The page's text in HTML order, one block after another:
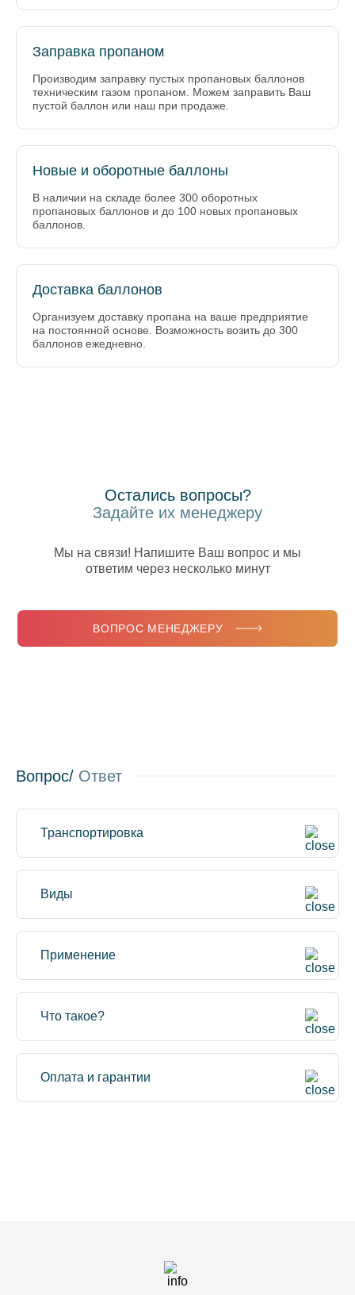
Заправка пропаном
Производим заправку пустых пропановых баллонов
техническим газом пропаном. Можем заправить Ваш
пустой баллон или наш при продаже.
Новые и оборотные баллоны
В наличии на складе более 300 оборотных
пропановых баллонов и до 100 новых пропановых
баллонов.
Доставка баллонов
Организуем доставку пропана на ваше предприятие
на постоянной основе. Возможность возить до 300
баллонов ежедневно.
Остались вопросы?
Задайте их менеджеру
Мы на связи! Напишите Ваш вопрос и мы
ответим через несколько минут
ВОПРОС МЕНЕДЖЕРУ
Вопрос/ Ответ
Транспортировка
Виды
Применение
Что такое?
Оплата и гарантии